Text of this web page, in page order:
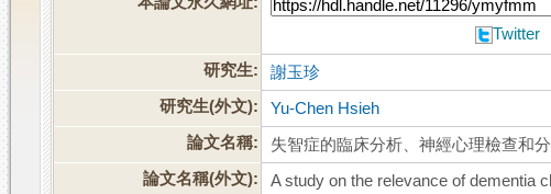
Twitter
研究生:
謝玉珍
研究生(外文):
Yu-Chen Hsieh
論文名稱:
失智症的臨床分析、神經心理檢查和
論文名稱(外文):
A study on the relevance of dementia